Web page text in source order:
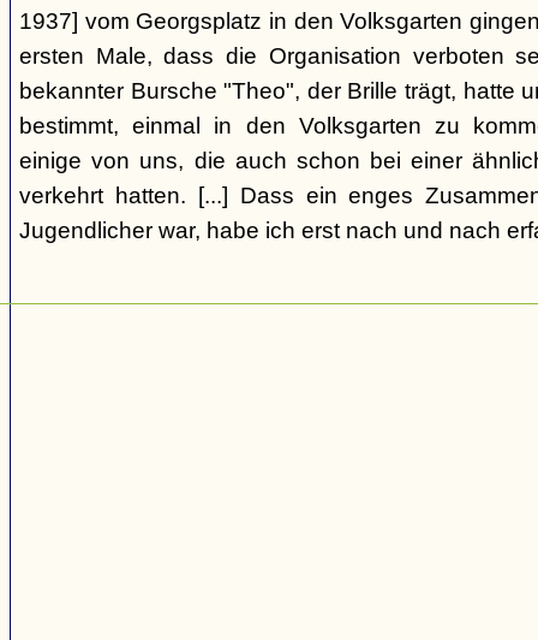
1937] vom Georgsplatz in den Volksgarten
ersten Male, dass die Organisation verboten
bekannter Bursche "Theo", der Brille trägt, hatte
bestimmt, einmal in den Volksgarten zu
einige von uns, die auch schon bei einer
verkehrt hatten. [...] Dass ein enges
Jugendlicher war, habe ich erst nach und nach